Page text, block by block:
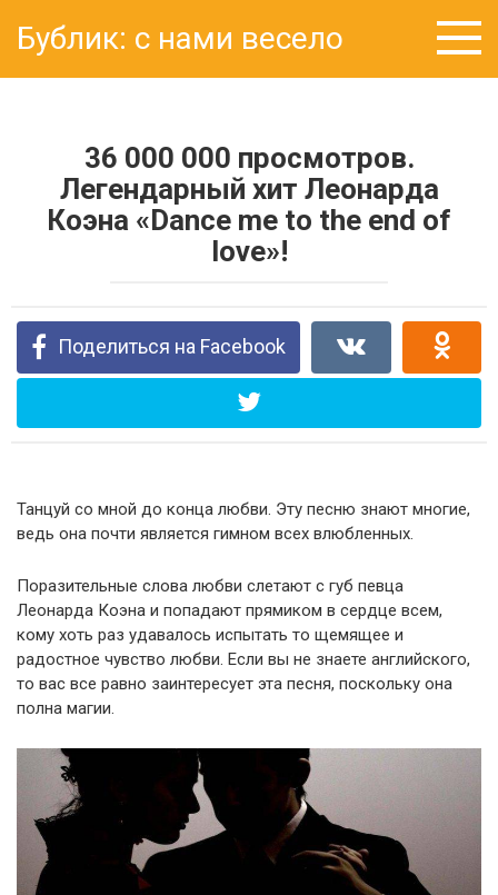
контенту
Бублик: с нами весело
36 000 000 просмотров.
Легендарный хит Леонарда
Коэна «Dance me to the end of
love»!
Поделиться на Facebook
Танцуй со мной до конца любви. Эту песню знают многие,
ведь она почти является гимном всех влюбленных.
Поразительные слова любви слетают с губ певца
Леонарда Коэна и попадают прямиком в сердце всем,
кому хоть раз удавалось испытать то щемящее и
радостное чувство любви. Если вы не знаете английского,
то вас все равно заинтересует эта песня, поскольку она
полна магии.